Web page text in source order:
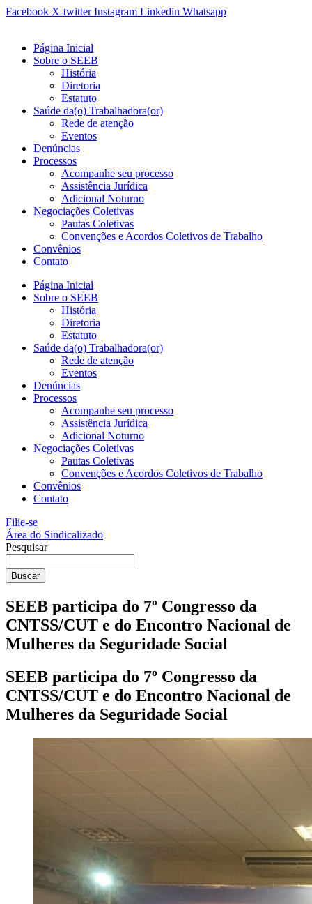
Ir
conteúdo
Facebook X-twitter Instagram Linkedin Whatsapp
Página Inicial
Sobre o SEEB
História
Diretoria
Estatuto
Saúde da(o) Trabalhadora(or)
Rede de atenção
Eventos
Denúncias
Processos
Acompanhe seu processo
Assistência Jurídica
Adicional Noturno
Negociações Coletivas
Pautas Coletivas
Convenções e Acordos Coletivos de Trabalho
Convênios
Contato
Página Inicial
Sobre o SEEB
História
Diretoria
Estatuto
Saúde da(o) Trabalhadora(or)
Rede de atenção
Eventos
Denúncias
Processos
Acompanhe seu processo
Assistência Jurídica
Adicional Noturno
Negociações Coletivas
Pautas Coletivas
Convenções e Acordos Coletivos de Trabalho
Convênios
Contato
Filie-se
Área do Sindicalizado
Pesquisar
Buscar
SEEB participa do 7º Congresso da
CNTSS/CUT e do Encontro Nacional de
Mulheres da Seguridade Social
SEEB participa do 7º Congresso da
CNTSS/CUT e do Encontro Nacional de
Mulheres da Seguridade Social